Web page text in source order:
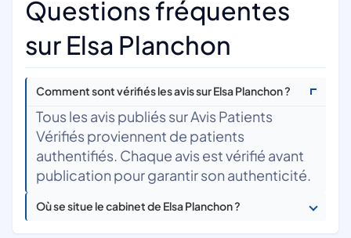
Questions fréquentes
sur Elsa Planchon
Comment sont vérifiés les avis sur Elsa Planchon ?
Tous les avis publiés sur Avis Patients
Vérifiés proviennent de patients
authentifiés. Chaque avis est vérifié avant
publication pour garantir son authenticité.
Où se situe le cabinet de Elsa Planchon ?